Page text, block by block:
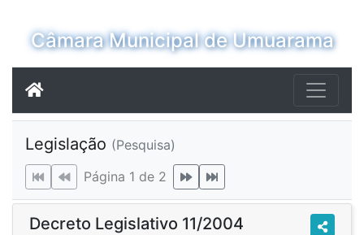
Câmara Municipal de Umuarama
Legislação (Pesquisa)
Página 1 de 2
Decreto Legislativo 11/2004